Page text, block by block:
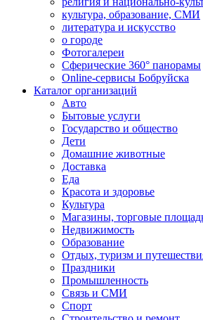
культура, образование, СМИ
литература и искусство
о городе
Фотогалереи
Сферические 360° панорамы
Online-сервисы Бобруйска
Каталог организаций
Авто
Бытовые услуги
Государство и общество
Дети
Домашние животные
Доставка
Еда
Красота и здоровье
Культура
Магазины, торговые
Недвижимость
Образование
Отдых, туризм и
Праздники
Промышленность
Связь и СМИ
Спорт